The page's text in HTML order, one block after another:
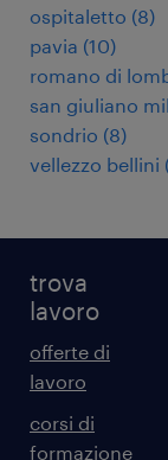
ospitaletto (8)
pavia (10)
romano di
san giuliano
sondrio (8)
vellezzo bellini
trova
lavoro
offerte di
lavoro
corsi di
formazione